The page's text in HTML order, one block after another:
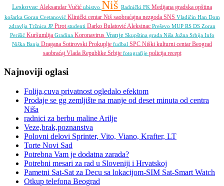
Leskovac Aleksandar Vučić ubistvo Niš Radnički FK Medijana gradska opština
košarka Goran Cvetanović Klinički centar Niš saobraćajna nezgoda SNS Vladičin Han Dom
zdravlja Tržnica JP Pirotstudenti Darko BulatovićAleksinac Preševo MUP RS DS Zoran
Perišić Kuršumlija Gradina Koronavirus Vranje Skupština grada Niša Južna Srbija Info
Niška Banja Dragana Sotirovski Prokuplje fudbal SPC Niški kulturni centar Beograd
saobraćaj Vlada Republike Srbije fotografije policija recept
Najnoviji oglasi
Folija,cuva privatnost ogledalo efektom
Prodaje se gg zemljište na manje od deset minuta od centra
Niša
radnici za berbu maline Arilje
Veze,brak,poznanstva
Polovni delovi Sprinter, Vito, Viano, Krafter, LT
Torte Novi Sad
Potrebna Vam je dodatna zarada?
Potrebni mesari za rad u Sloveniji i Hrvatskoj
Pametni Sat-Sat za Decu sa lokacijom-SIM Sat-Smart Watch
Otkup telefona Beograd